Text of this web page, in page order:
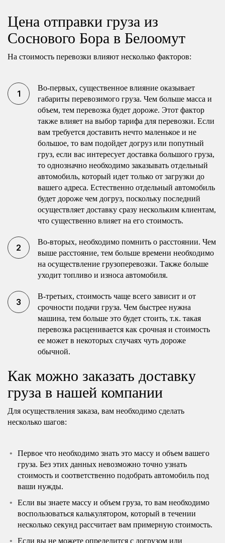
Цена отправки груза из
Соснового Бора в Белоомут
На стоимость перевозки влияют несколько факторов:
Во-первых, существенное влияние оказывает
габариты перевозимого груза. Чем больше масса и
объем, тем перевозка будет дороже. Этот фактор
также влияет на выбор тарифа для перевозки. Если
вам требуется доставить нечто маленькое и не
большое, то вам подойдет догруз или попутный
груз, если вас интересует доставка большого груза,
то однозначно необходимо заказывать отдельный
автомобиль, который идет только от загрузки до
вашего адреса. Естественно отдельный автомобиль
будет дороже чем догруз, поскольку последний
осуществляет доставку сразу нескольким клиентам,
что существенно влияет на его стоимость.
Во-вторых, необходимо помнить о расстоянии. Чем
выше расстояние, тем больше времени необходимо
на осуществление грузоперевозки. Также больше
уходит топливо и износа автомобиля.
В-третьих, стоимость чаще всего зависит и от
срочности подачи груза. Чем быстрее нужна
машина, тем больше это будет стоить, т.к. такая
перевозка расценивается как срочная и стоимость
ее может в некоторых случаях чуть дороже
обычной.
Как можно заказать доставку
груза в нашей компании
Для осуществления заказа, вам необходимо сделать
несколько шагов:
Первое что необходимо знать это массу и объем вашего
груза. Без этих данных невозможно точно узнать
стоимость и соответственно подобрать автомобиль под
ваши нужды.
Если вы знаете массу и объем груза, то вам необходимо
воспользоваться калькулятором, который в течении
несколько секунд рассчитает вам примерную стоимость.
Если вы не можете определится с догрузом или